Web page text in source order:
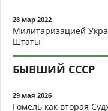
28 мар 2022
Милитаризацией
Штаты
БЫВШИЙ СССР
29 мая 2026
Гомель как вторая